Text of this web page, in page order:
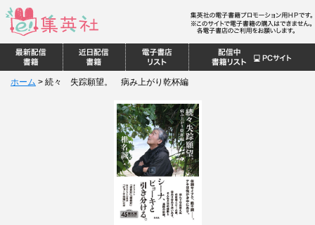
ホーム > 続々 失踪願望。 病み上がり乾杯編